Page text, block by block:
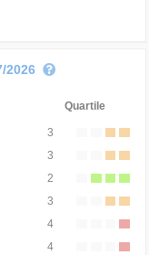
2026
Quartile
3
3
2
3
4
4